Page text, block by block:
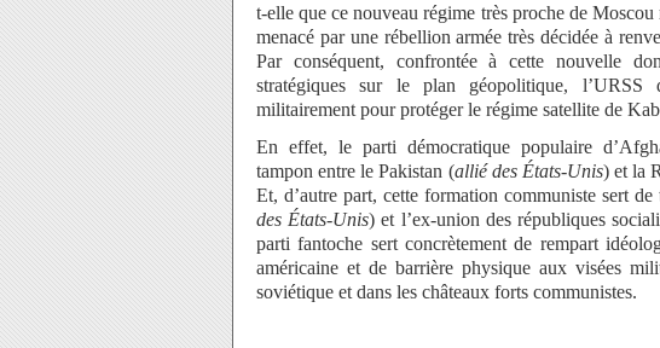
t-elle que ce nouveau régime très proche de
menacé par une rébellion armée très décidée à
Par conséquent, confrontée à cette nouvelle
stratégiques sur le plan géopolitique, l’URSS
militairement pour protéger le régime satellite de
En effet, le parti démocratique populaire
tampon entre le Pakistan (allié des États-Unis) et la
Et, d’autre part, cette formation communiste sert
des États-Unis) et l’ex-union des républiques
parti fantoche sert concrètement de rempart
américaine et de barrière physique aux visées
soviétique et dans les châteaux forts communistes.